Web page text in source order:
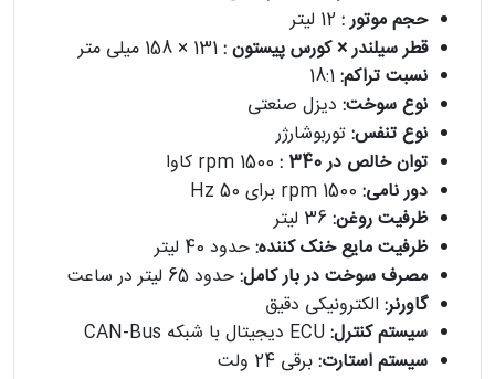
حجم موتور :
قطر سیلندر × کورس پیستون :
نسبت تراکم:
نوع سوخت: دیزل صنعتی
نوع تنفس:توربوشارژر
توان خالص درrpm 1500
: 340
کاوا
دور نامی: 1500 rpm برای 50 Hz
ظرفیت روغن:
ظرفیت مایع خنک کننده:حدود 40 لیتر
مصرف سوخت در بار کامل:حدود 65 لیتر در ساعت
گاورنر: الکترونیکی دقیق
سیستم کنترل:
سیستم استارت:برقی 24 ولت